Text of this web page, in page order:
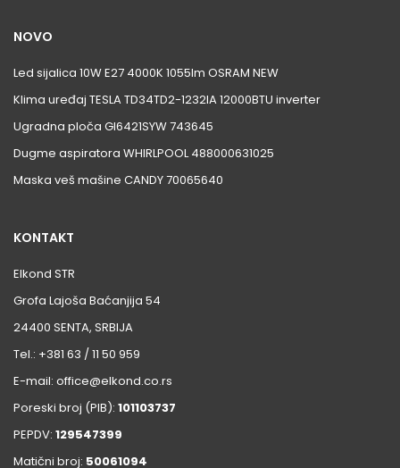
NOVO
Led sijalica 10W E27 4000K 1055lm OSRAM NEW
Klima uređaj TESLA TD34TD2-1232IA 12000BTU inverter
Ugradna ploča GI6421SYW 743645
Dugme aspiratora WHIRLPOOL 488000631025
Maska veš mašine CANDY 70065640
KONTAKT
Elkond STR
Grofa Lajoša Baćanjija 54
24400 SENTA, SRBIJA
Tel.: +381 63 / 11 50 959
E-mail: office@elkond.co.rs
Poreski broj (PIB): 101103737
PEPDV: 129547399
Matični broj: 50061094